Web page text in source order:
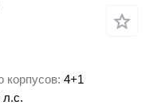
корпусов 4+1
л.с.